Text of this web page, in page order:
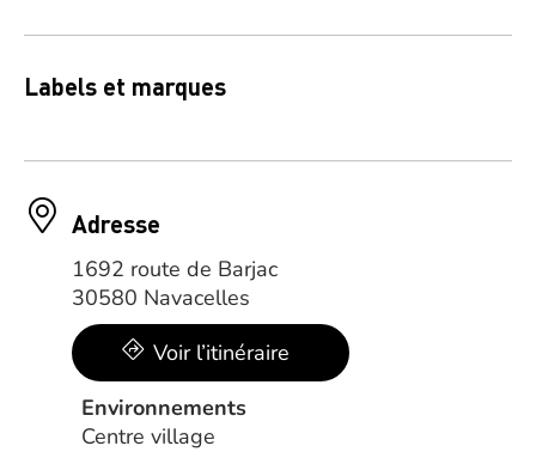
Labels et marques
Adresse
1692 route de Barjac
30580 Navacelles
Voir l’itinéraire
Environnements
Centre village